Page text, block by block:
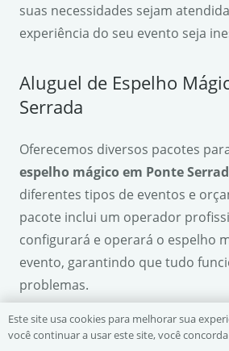
suas necessidades sejam
experiência do seu evento seja
Aluguel de Espelho
Serrada
Oferecemos diversos pacotes
espelho mágico em Ponte
diferentes tipos de eventos e
pacote inclui um operador
configurará e operará o espelho
evento, garantindo que tudo
problemas.
Preços
Este site usa cookies para melhorar sua
você continuar a usar este site, você